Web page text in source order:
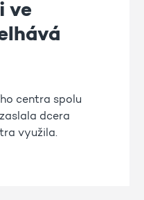
ve
centra spolu
dcera
využila.